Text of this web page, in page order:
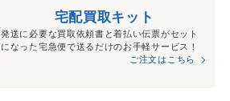
宅配買取キット
発送に必要な買取依頼書と着払い伝票がセット
になった宅急便で送るだけのお手軽サービス！
ご注文はこちら